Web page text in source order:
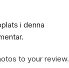
i denna
to your review.